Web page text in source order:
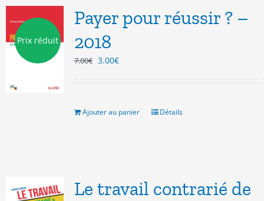
Prix réduit
Payer pour réussir ? –
2018
7.00€ Le
7.00€.
3.00€Le
3.00€.
Ajouter au panier Détails
Le travail contrarié de